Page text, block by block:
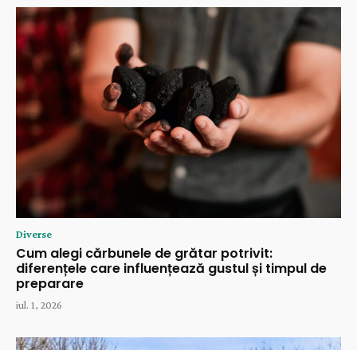
Diverse
Cum alegi cărbunele de grătar potrivit:
diferențele care influențează gustul și timpul de
preparare
iul. 1, 2026